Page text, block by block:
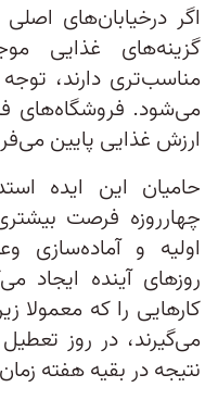
اگر درخیابان‌های اصلی
گزینه‌های غذایی
مناسب‌تری دارند،
می‌شود. فروشگاه‌های
ارزش غذایی پایین
حامیان این ایده
چهارروزه فرصت
اولیه و آماده‌سازی
روزهای آینده ایجاد
کارهایی را که معمولا
می‌گیرند، در روز
نتیجه در بقیه هفته